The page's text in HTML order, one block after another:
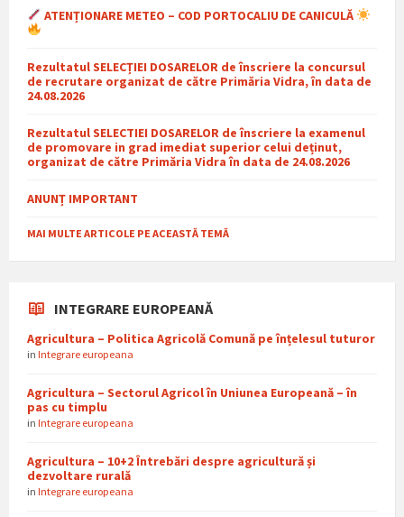
ATENȚIONARE METEO – COD PORTOCALIU DE CANICULĂ
Rezultatul SELECȚIEI DOSARELOR de înscriere la concursul
de recrutare organizat de către Primăria Vidra, în data de
24.08.2026
Rezultatul SELECTIEI DOSARELOR de înscriere la examenul
de promovare in grad imediat superior celui deținut,
organizat de către Primăria Vidra în data de 24.08.2026
ANUNȚ IMPORTANT
MAI MULTE ARTICOLE PE ACEASTĂ TEMĂ
INTEGRARE EUROPEANĂ
Agricultura – Politica Agricolă Comună pe înțelesul tuturor
in Integrare europeana
Agricultura – Sectorul Agricol în Uniunea Europeană – în
pas cu timplu
in Integrare europeana
Agricultura – 10+2 Întrebări despre agricultură și
dezvoltare rurală
in Integrare europeana